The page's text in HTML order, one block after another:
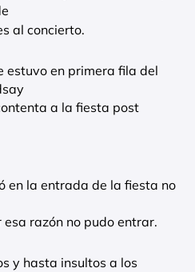
al concierto.
estuvo en primera fila del
a la fiesta post
en la entrada de la fiesta no
razón no pudo entrar.
y hasta insultos a los